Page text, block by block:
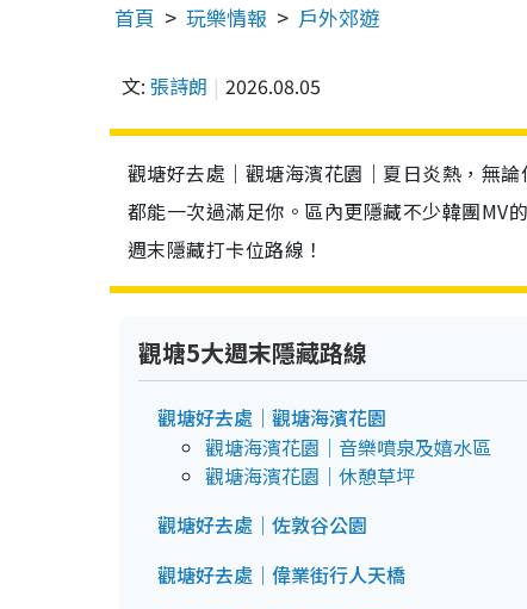
首頁 玩樂情報 戶外郊遊
文: 張詩朗 2026.08.05
觀塘好去處｜觀塘海濱花園｜夏日炎熱，無
都能一次過滿足你。區內更隱藏不少韓團MV
週末隱藏打卡位路線！
觀塘5大週末隱藏路線
觀塘好去處｜觀塘海濱花園
觀塘海濱花園｜音樂噴泉及嬉水區
觀塘海濱花園｜休憩草坪
觀塘好去處｜佐敦谷公園
觀塘好去處｜偉業街行人天橋